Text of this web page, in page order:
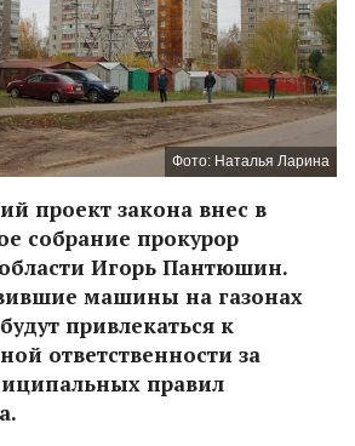
Фото: Наталья Ларина
проект закона внес в
собрание прокурор
Игорь Пантюшин.
машины на газонах
привлекаться к
ответственности за
правил